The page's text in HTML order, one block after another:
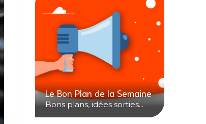
Le Bon Plan de la Semaine
Bons plans, idées sorties...